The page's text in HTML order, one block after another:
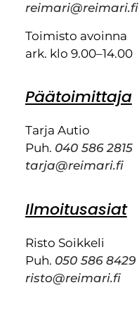
reimari@reimari.fi
Toimisto avoinna
ark. klo 9.00–14.00
Päätoimittaja
Tarja Autio
Puh. 040 586 2815
tarja@reimari.fi
Ilmoitusasiat
Risto Soikkeli
Puh. 050 586 8429
risto@reimari.fi